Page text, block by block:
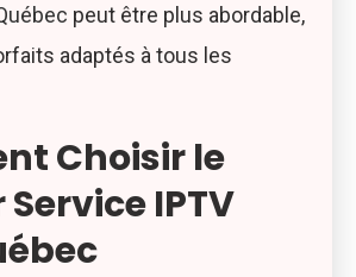
peut être plus abordable,
adaptés à tous les
Choisir le
IPTV